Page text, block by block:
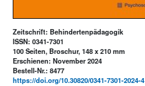
Zeitschrift: Behindertenpädagogik
ISSN: 0341-7301
100 Seiten, Broschur, 148 x 210 mm
Erschienen: November 2024
Bestell-Nr.: 8477
https://doi.org/10.30820/0341-7301-2024-4